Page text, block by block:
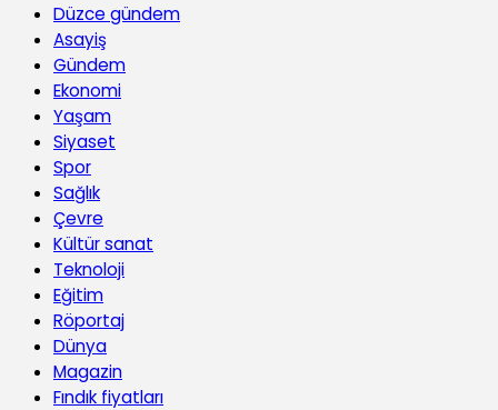
Düzce gündem
Asayiş
Gündem
Ekonomi
Yaşam
Siyaset
Spor
Sağlık
Çevre
Kültür sanat
Teknoloji
Eğitim
Röportaj
Dünya
Magazin
Fındık fiyatları